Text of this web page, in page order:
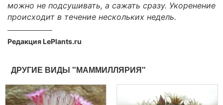
можно не подсушивать, а сажать сразу. Укоренение
происходит в течение нескольких недель.
Редакция LePlants.ru
ДРУГИЕ ВИДЫ "МАММИЛЛЯРИЯ"